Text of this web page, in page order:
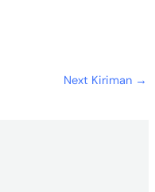
Next Kiriman →